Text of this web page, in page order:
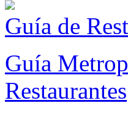
Guía de
Guía
Restaurantes